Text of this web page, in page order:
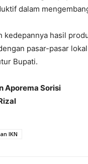
dalam
kedepannya hasil
pasar-pasar
Bupati.
Aporema Sorisi
IKN